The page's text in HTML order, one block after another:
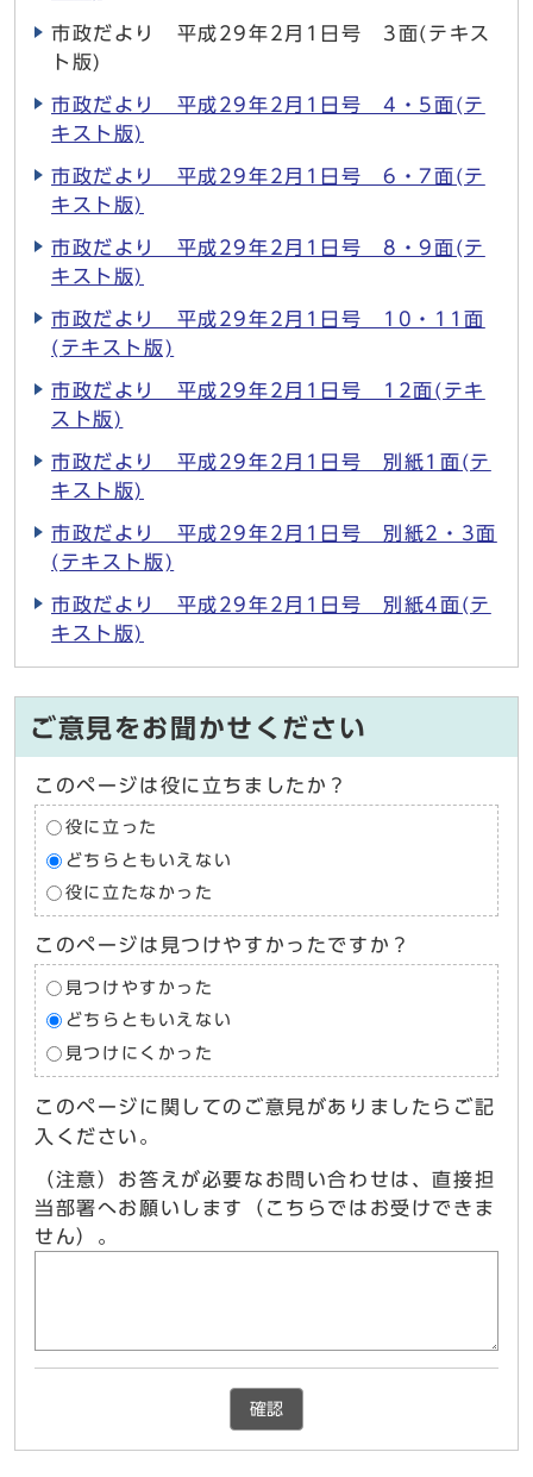
市政だより 平成29年2月1日号 3面(テキス
ト版)
市政だより 平成29年2月1日号 4・5面(テ
キスト版)
市政だより 平成29年2月1日号 6・7面(テ
キスト版)
市政だより 平成29年2月1日号 8・9面(テ
キスト版)
市政だより 平成29年2月1日号 10・11面
(テキスト版)
市政だより 平成29年2月1日号 12面(テキ
スト版)
市政だより 平成29年2月1日号 別紙1面(テ
キスト版)
市政だより 平成29年2月1日号 別紙2・3面
(テキスト版)
市政だより 平成29年2月1日号 別紙4面(テ
キスト版)
ご意見をお聞かせください
このページは役に立ちましたか？
役に立った
どちらともいえない
役に立たなかった
このページは見つけやすかったですか？
見つけやすかった
どちらともいえない
見つけにくかった
このページに関してのご意見がありましたらご記
入ください。
（注意）お答えが必要なお問い合わせは、直接担
当部署へお願いします（こちらではお受けできま
せん）。
確認